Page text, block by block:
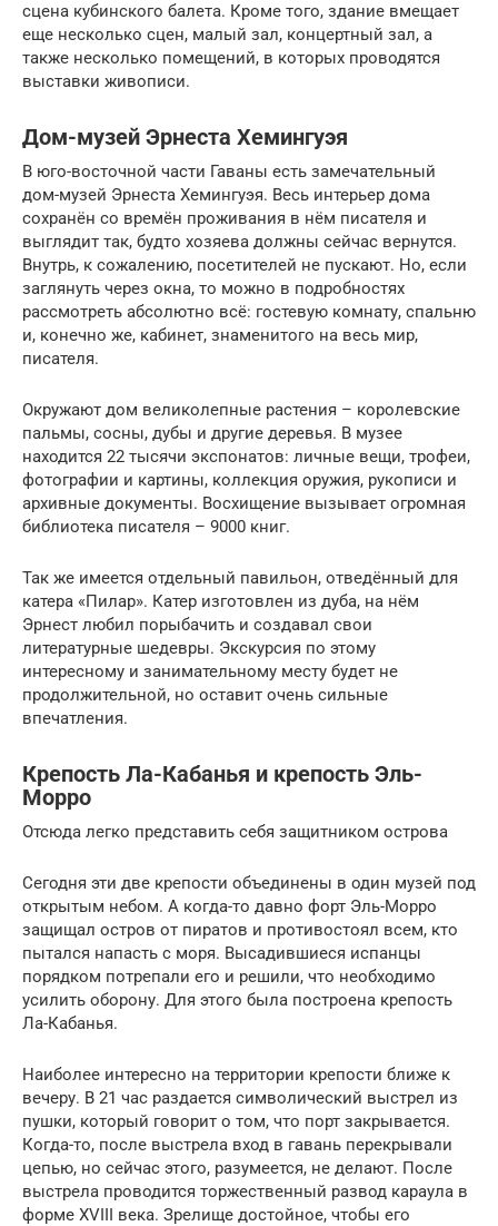
сцена кубинского балета. Кроме того, здание вмещает
еще несколько сцен, малый зал, концертный зал, а
также несколько помещений, в которых проводятся
выставки живописи.
Дом-музей Эрнеста Хемингуэя
В юго-восточной части Гаваны есть замечательный
дом-музей Эрнеста Хемингуэя. Весь интерьер дома
сохранён со времён проживания в нём писателя и
выглядит так, будто хозяева должны сейчас вернутся.
Внутрь, к сожалению, посетителей не пускают. Но, если
заглянуть через окна, то можно в подробностях
рассмотреть абсолютно всё: гостевую комнату, спальню
и, конечно же, кабинет, знаменитого на весь мир,
писателя.
Окружают дом великолепные растения – королевские
пальмы, сосны, дубы и другие деревья. В музее
находится 22 тысячи экспонатов: личные вещи, трофеи,
фотографии и картины, коллекция оружия, рукописи и
архивные документы. Восхищение вызывает огромная
библиотека писателя – 9000 книг.
Так же имеется отдельный павильон, отведённый для
катера «Пилар». Катер изготовлен из дуба, на нём
Эрнест любил порыбачить и создавал свои
литературные шедевры. Экскурсия по этому
интересному и занимательному месту будет не
продолжительной, но оставит очень сильные
впечатления.
Крепость Ла-Кабанья и крепость Эль-
Морро
Отсюда легко представить себя защитником острова
Сегодня эти две крепости объединены в один музей под
открытым небом. А когда-то давно форт Эль-Морро
защищал остров от пиратов и противостоял всем, кто
пытался напасть с моря. Высадившиеся испанцы
порядком потрепали его и решили, что необходимо
усилить оборону. Для этого была построена крепость
Ла-Кабанья.
Наиболее интересно на территории крепости ближе к
вечеру. В 21 час раздается символический выстрел из
пушки, который говорит о том, что порт закрывается.
Когда-то, после выстрела вход в гавань перекрывали
цепью, но сейчас этого, разумеется, не делают. После
выстрела проводится торжественный развод караула в
форме XVIII века. Зрелище достойное, чтобы его